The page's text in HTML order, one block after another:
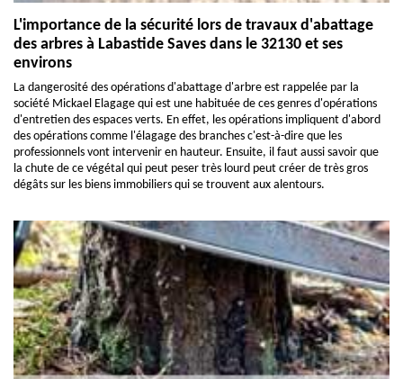
L'importance de la sécurité lors de travaux d'abattage
des arbres à Labastide Saves dans le 32130 et ses
environs
La dangerosité des opérations d'abattage d'arbre est rappelée par la
société Mickael Elagage qui est une habituée de ces genres d'opérations
d'entretien des espaces verts. En effet, les opérations impliquent d'abord
des opérations comme l'élagage des branches c'est-à-dire que les
professionnels vont intervenir en hauteur. Ensuite, il faut aussi savoir que
la chute de ce végétal qui peut peser très lourd peut créer de très gros
dégâts sur les biens immobiliers qui se trouvent aux alentours.